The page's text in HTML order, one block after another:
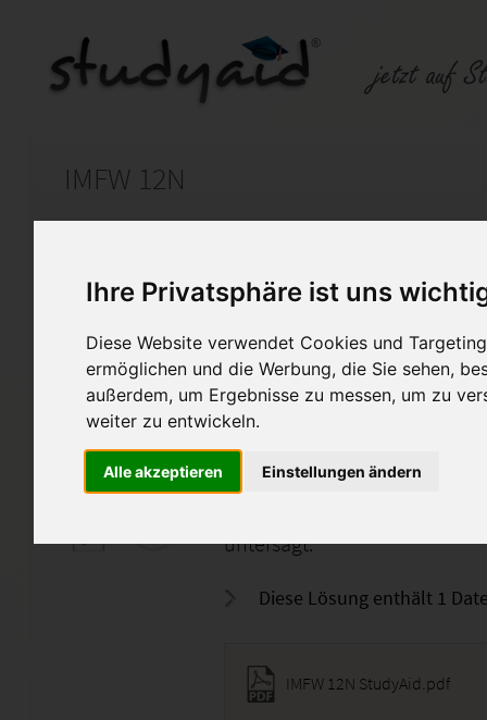
Ihre Privatsphäre ist uns
Diese Website verwendet Cookies und
ermöglichen und die Werbung, die Sie sehen,
außerdem, um Ergebnisse zu messen, um zu
weiter zu entwickeln.
Alle akzeptieren Einstellungen ändern
IMFW 12N
Management
Immobilienbewertung
Die Einsendearbeit wurde
Die Lösung wurde von mir
Diese Lösung dient nur zur
Denkanstoß.
untersagt.
Diese Lösung enthält 1
IMFW 12N StudyAid.pdf